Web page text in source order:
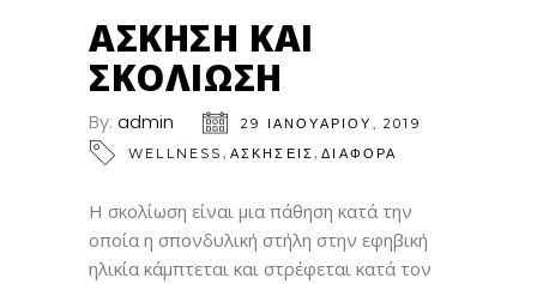
ΆΣΚΗΣΗ ΚΑΙ
ΣΚΟΛΊΩΣΗ
By: admin
29 ΙΑΝΟΥΑΡΊΟΥ, 2019
WELLNESS , ΑΣΚΗΣΕΙΣ,ΔΙΑΦΟΡΑ
Η σκολίωση είναι μια πάθηση κατά την
οποία η σπονδυλική στήλη στην εφηβική
ηλικία κάμπτεται και στρέφεται κατά τον